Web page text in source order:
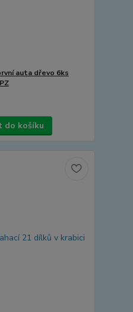
auta dřevo 6ks
do košíku